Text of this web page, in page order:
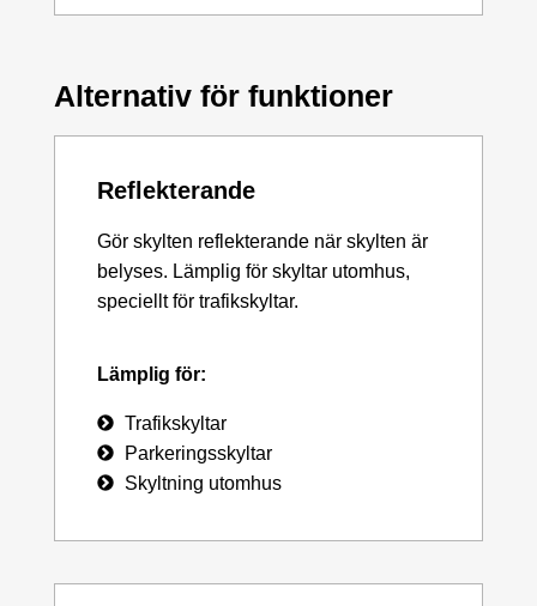
Alternativ för funktioner
Reflekterande
Gör skylten reflekterande när skylten är
belyses. Lämplig för skyltar utomhus,
speciellt för trafikskyltar.
Lämplig för:
Trafikskyltar
Parkeringsskyltar
Skyltning utomhus